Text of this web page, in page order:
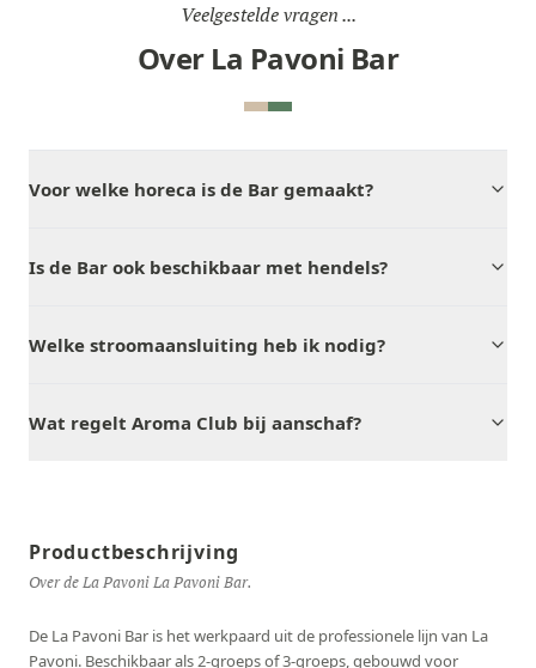
Veelgestelde vragen ...
Over La Pavoni Bar
Voor welke horeca is de Bar gemaakt?
Is de Bar ook beschikbaar met hendels?
Welke stroomaansluiting heb ik nodig?
Wat regelt Aroma Club bij aanschaf?
Productbeschrijving
Over de La Pavoni La Pavoni Bar.
De La Pavoni Bar is het werkpaard uit de professionele lijn van La
Pavoni. Beschikbaar als 2-groeps of 3-groeps, gebouwd voor